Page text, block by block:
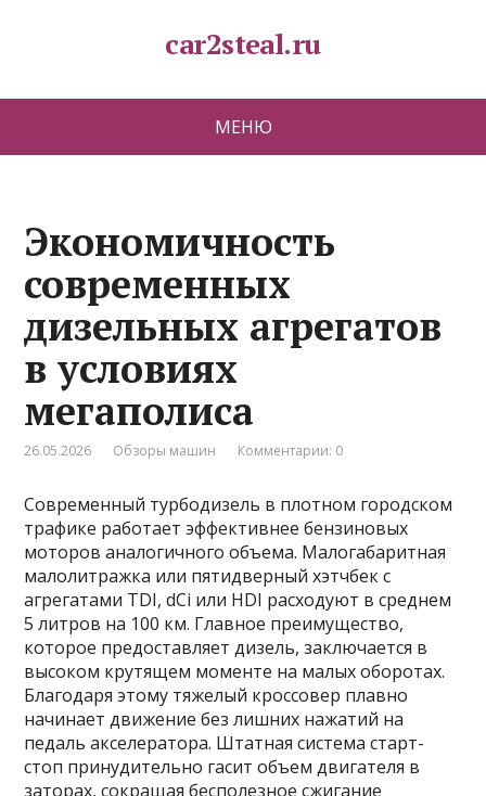
car2steal.ru
МЕНЮ
Экономичность
современных
дизельных агрегатов
в условиях
мегаполиса
26.05.2026 Обзоры машин Комментарии: 0
Современный турбодизель в плотном городском
трафике работает эффективнее бензиновых
моторов аналогичного объема. Малогабаритная
малолитражка или пятидверный хэтчбек с
агрегатами TDI, dCi или HDI расходуют в среднем
5 литров на 100 км. Главное преимущество,
которое предоставляет дизель, заключается в
высоком крутящем моменте на малых оборотах.
Благодаря этому тяжелый кроссовер плавно
начинает движение без лишних нажатий на
педаль акселератора. Штатная система старт-
стоп принудительно гасит объем двигателя в
заторах, сокращая бесполезное сжигание